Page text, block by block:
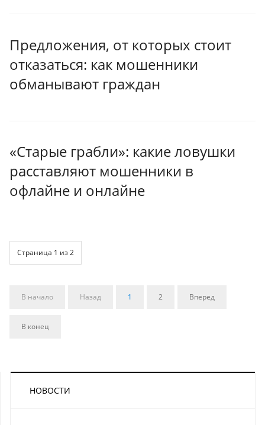
Предложения, от которых стоит
отказаться: как мошенники
обманывают граждан
«Старые грабли»: какие ловушки
расставляют мошенники в
офлайне и онлайне
Страница 1 из 2
В начало Назад 1 2 Вперед
В конец
НОВОСТИ